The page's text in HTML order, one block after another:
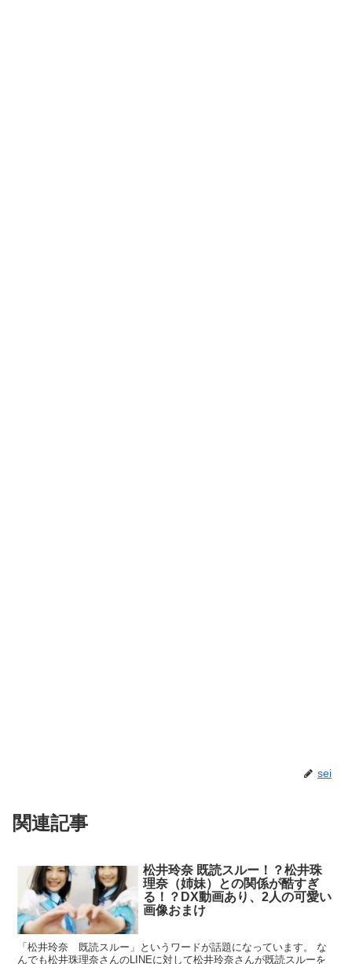
sei
関連記事
松井玲奈 既読スルー！？松井珠
理奈（姉妹）との関係が酷すぎ
る！？DX動画あり、2人の可愛い
画像おまけ
「松井玲奈 既読スルー」というワードが話題になっています。 な
んでも松井珠理奈さんのLINEに対して松井玲奈さんが既読スルーを